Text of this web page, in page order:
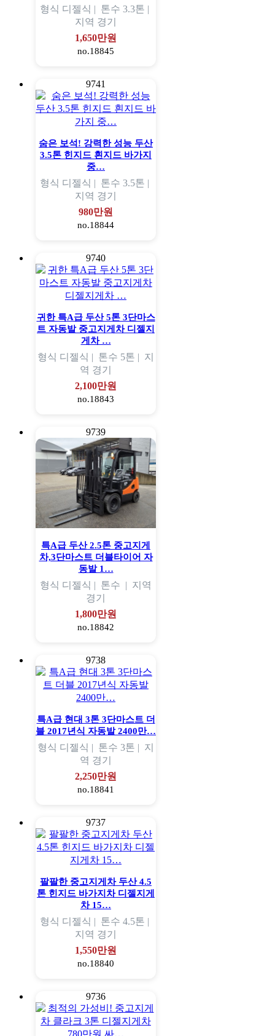
형식 디젤식 | 톤수 3.3톤 |
지역 경기
1,650만원
no.18845
9741
숨은 보석! 강력한 성능 두산
3.5톤 힌지드 흰지드 바가지
중…
형식 디젤식 | 톤수 3.5톤 |
지역 경기
980만원
no.18844
9740
귀한 특A급 두산 5톤 3단마스
트 자동발 중고지게차 디젤지
게차 …
형식 디젤식 | 톤수 5톤 | 지
역 경기
2,100만원
no.18843
9739
특A급 두산 2.5톤 중고지게
차,3단마스트 더블타이어 자
동발 1…
형식 디젤식 | 톤수 | 지역
경기
1,800만원
no.18842
9738
특A급 현대 3톤 3단마스트 더
블 2017년식 자동발 2400만…
형식 디젤식 | 톤수 3톤 | 지
역 경기
2,250만원
no.18841
9737
팔팔한 중고지게차 두산 4.5
톤 힌지드 바가지차 디젤지게
차 15…
형식 디젤식 | 톤수 4.5톤 |
지역 경기
1,550만원
no.18840
9736